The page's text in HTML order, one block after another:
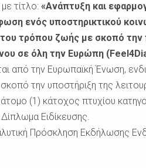
τίτλο: «Ανάπτυξη και
ενός υποστηρικτικού
τρόπου ζωής με σκοπό την
σε όλη την Ευρώπη
από την Ευρωπαϊκή Ένωση,
την υποστήριξη της
άτομο (1) κάτοχος πτυχίου
Ειδίκευσης.
Πρόσκληση Εκδήλωσης